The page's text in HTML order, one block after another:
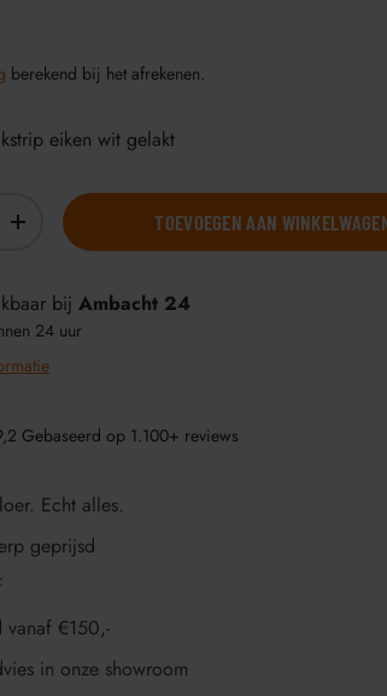
berekend bij het afrekenen.
eiken wit gelakt
+ TOEVOEGEN AAN
bijAmbacht 24
24 uur
Gebaseerd op 1.100+ reviews
Echt alles.
geprijsd
vanaf €150,-
in onze showroom